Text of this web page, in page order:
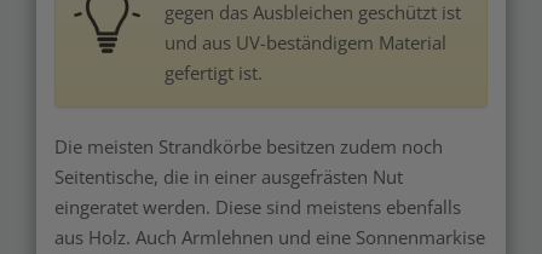
gegen das Ausbleichen geschützt ist
und aus UV-beständigem Material
gefertigt ist.
Die meisten Strandkörbe besitzen zudem noch
Seitentische, die in einer ausgefrästen Nut
eingeratet werden. Diese sind meistens ebenfalls
aus Holz. Auch Armlehnen und eine Sonnenmarkise